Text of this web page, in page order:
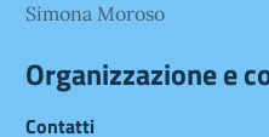
Simona Moroso
Organizzazione e
Contatti